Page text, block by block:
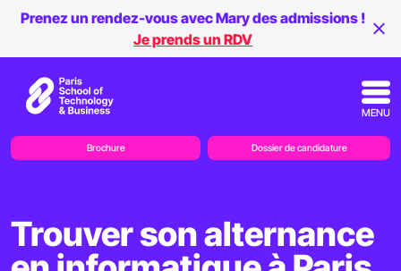
Trouver son alternance
Prenez un rendez-vous avec Mary des admissions !
Je prends un RDV
MENU
Brochure Dossier de candidature